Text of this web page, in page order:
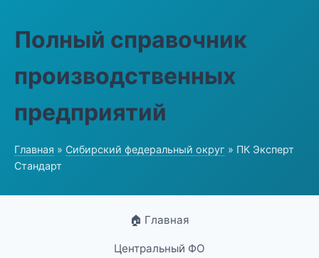
Полный справочник
производственных
предприятий
Главная » Сибирский федеральный округ » ПК Эксперт
Стандарт
🏠 Главная
Центральный ФО